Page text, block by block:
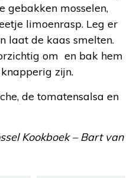
gebakken mosselen,
limoenrasp. Leg er
laat de kaas smelten.
om en bak hem
zijn.
de tomatensalsa en
Kookboek – Bart van